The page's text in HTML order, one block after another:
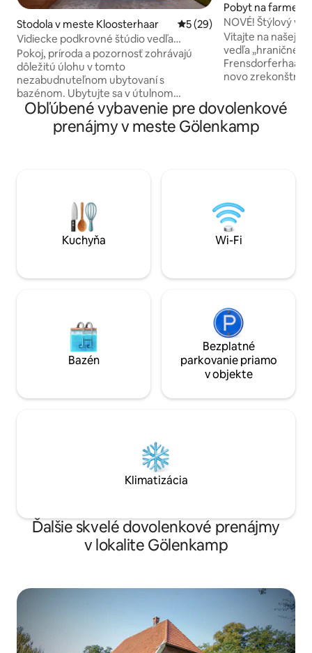
Stodola v meste Kloosterhaar Priemerné ohodnotenie 5
5 (29)
Vidiecke podkrovné štúdio vedľa
prírodnej rezervácie + bazén
Pokoj, príroda a pozornosť zohrávajú
dôležitú úlohu v tomto
nezabudnuteľnom ubytovaní s
bazénom. Ubytujte sa v útulnom
podkrovnom štúdiu na historickej farme
uprostred vidieka, ktorá hraničí s
prírodnou rezerváciou
prírodu, hospodárske zvieratá, zbierajte
záhradu a ďalšie. Ideálne pre cyklistov a
turistov alebo pre tých, ktorí hľadajú
relaxáciu. Vitajte v Erve Van Roijenswijk v
Pobyt na farme v
dhorn
NOVÉ! Štýlový
starej farme
Vitajte na našej
vedľa
Frensdorferhaar!
novo
historickým
priamo na
ideálny pre
regionálnymi
svoj výlet teraz!
Obľúbené vybavenie pre dovolenkové
prenájmy v meste Gölenkamp
Kuchyňa Wi-Fi
Bazén
Bezplatné
parkovanie priamo
v objekte
Klimatizácia
Ďalšie skvelé dovolenkové prenájmy
v lokalite Gölenkamp